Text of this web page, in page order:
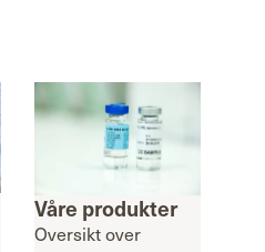
Våre produkter
Oversikt over